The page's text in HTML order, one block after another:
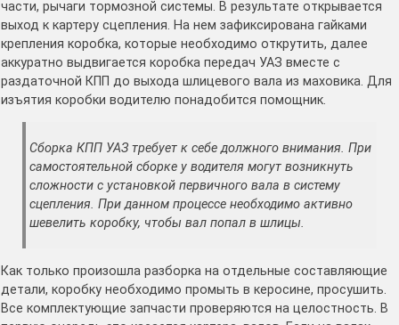
части, рычаги тормозной системы. В результате открывается
выход к картеру сцепления. На нем зафиксирована гайками
крепления коробка, которые необходимо открутить, далее
аккуратно выдвигается коробка передач УАЗ вместе с
раздаточной КПП до выхода шлицевого вала из маховика. Для
изъятия коробки водителю понадобится помощник.
Сборка КПП УАЗ требует к себе должного внимания. При
самостоятельной сборке у водителя могут возникнуть
сложности с установкой первичного вала в систему
сцепления. При данном процессе необходимо активно
шевелить коробку, чтобы вал попал в шлицы.
Как только произошла разборка на отдельные составляющие
детали, коробку необходимо промыть в керосине, просушить.
Все комплектующие запчасти проверяются на целостность. В